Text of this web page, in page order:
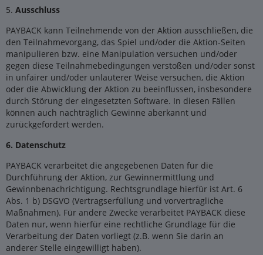
5. Ausschluss
PAYBACK kann Teilnehmende von der Aktion ausschließen, die
den Teilnahmevorgang, das Spiel und/oder die Aktion-Seiten
manipulieren bzw. eine Manipulation versuchen und/oder
gegen diese Teilnahmebedingungen verstoßen und/oder sonst
in unfairer und/oder unlauterer Weise versuchen, die Aktion
oder die Abwicklung der Aktion zu beeinflussen, insbesondere
durch Störung der eingesetzten Software. In diesen Fällen
können auch nachträglich Gewinne aberkannt und
zurückgefordert werden.
6. Datenschutz
PAYBACK verarbeitet die angegebenen Daten für die
Durchführung der Aktion, zur Gewinnermittlung und
Gewinnbenachrichtigung. Rechtsgrundlage hierfür ist Art. 6
Abs. 1 b) DSGVO (Vertragserfüllung und vorvertragliche
Maßnahmen). Für andere Zwecke verarbeitet PAYBACK diese
Daten nur, wenn hierfür eine rechtliche Grundlage für die
Verarbeitung der Daten vorliegt (z.B. wenn Sie darin an
anderer Stelle eingewilligt haben).